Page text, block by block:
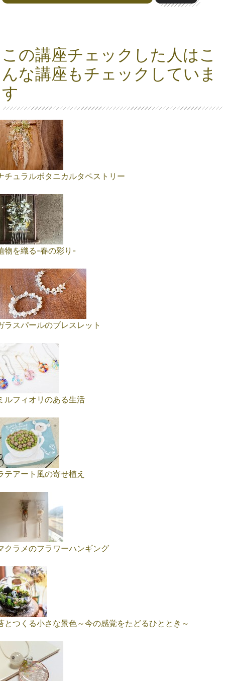
この講座チェックした人はこ
んな講座もチェックしていま
す
チュラルボタニカルタペストリー
物を織る-春の彩り-
ラスパールのブレスレット
ルフィオリのある生活
テアート風の寄せ植え
クラメのフラワーハンギング
とつくる小さな景色～今の感覚をたどるひととき～